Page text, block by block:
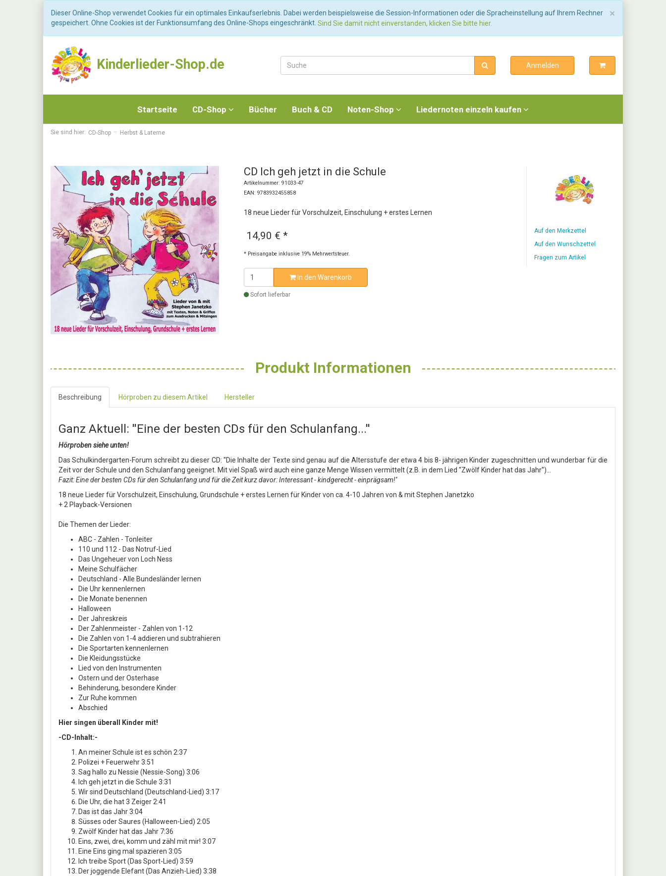
×
Dieser Online-Shop verwendet Cookies für ein optimales Einkaufserlebnis. Dabei werden beispielsweise die Session-Informationen oder die Spracheinstellung auf Ihrem Rechner
gespeichert. Ohne Cookies ist der Funktionsumfang des Online-Shops eingeschränkt. Sind Sie damit nicht einverstanden, klicken Sie bitte hier.
Kinderlieder-Shop.de Anmelden
Startseite CD-Shop Bücher Buch & CD Noten-Shop Liedernoten einzeln kaufen
Sie sind hier: CD-Shop Herbst & Laterne
CD Ich geh jetzt in die Schule
Artikelnummer: 91033-47
EAN: 9783932455858
18 neue Lieder für Vorschulzeit, Einschulung + erstes Lernen
14,90 € *
* Preisangabe inklusive 19% Mehrwertsteuer.
In den Warenkorb
Sofort lieferbar
Auf den Merkzettel
Auf den Wunschzettel
Fragen zum Artikel
Produkt Informationen
Beschreibung Hörproben zu diesem Artikel Hersteller
Ganz Aktuell: ''Eine der besten CDs für den Schulanfang...''
Hörproben siehe unten!
Das Schulkindergarten-Forum schreibt zu dieser CD: ''Die Inhalte der Texte sind genau auf die Altersstufe der etwa 4 bis 8- jährigen Kinder zugeschnitten und wunderbar für die
Zeit vor der Schule und den Schulanfang geeignet. Mit viel Spaß wird auch eine ganze Menge Wissen vermittelt (z.B. in dem Lied ''Zwölf Kinder hat das Jahr'')...
Fazit: Eine der besten CDs für den Schulanfang und für die Zeit kurz davor: Interessant - kindgerecht - einprägsam!''
18 neue Lieder für Vorschulzeit, Einschulung, Grundschule + erstes Lernen für Kinder von ca. 4-10 Jahren von & mit Stephen Janetzko
+ 2 Playback-Versionen
Die Themen der Lieder:
ABC - Zahlen - Tonleiter
110 und 112 - Das Notruf-Lied
Das Ungeheuer von Loch Ness
Meine Schulfächer
Deutschland - Alle Bundesländer lernen
Die Uhr kennenlernen
Die Monate benennen
Halloween
Der Jahreskreis
Der Zahlenmeister - Zahlen von 1-12
Die Zahlen von 1-4 addieren und subtrahieren
Die Sportarten kennenlernen
Die Kleidungsstücke
Lied von den Instrumenten
Ostern und der Osterhase
Behinderung, besondere Kinder
Zur Ruhe kommen
Abschied
Hier singen überall Kinder mit!
-CD-Inhalt:-
An meiner Schule ist es schön 2:37
Polizei + Feuerwehr 3:51
Sag hallo zu Nessie (Nessie-Song) 3:06
Ich geh jetzt in die Schule 3:31
Wir sind Deutschland (Deutschland-Lied) 3:17
Die Uhr, die hat 3 Zeiger 2:41
Das ist das Jahr 3:04
Süsses oder Saures (Halloween-Lied) 2:05
Zwölf Kinder hat das Jahr 7:36
Eins, zwei, drei, komm und zähl mit mir! 3:07
Eine Eins ging mal spazieren 3:05
Ich treibe Sport (Das Sport-Lied) 3:59
Der joggende Elefant (Das Anzieh-Lied) 3:38